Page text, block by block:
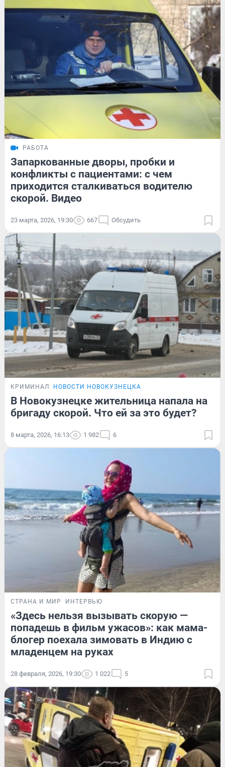
РАБОТА
Запаркованные дворы, пробки и
конфликты с пациентами: с чем
приходится сталкиваться водителю
скорой. Видео
23 марта, 2026, 19:30 667 Обсудить
КРИМИНАЛ НОВОСТИ НОВОКУЗНЕЦКА
В Новокузнецке жительница напала на
бригаду скорой. Что ей за это будет?
8 марта, 2026, 16:13 1 982 6
СТРАНА И МИР ИНТЕРВЬЮ
«Здесь нельзя вызывать скорую —
попадешь в фильм ужасов»: как мама-
блогер поехала зимовать в Индию с
младенцем на руках
28 февраля, 2026, 19:30 1 022 5